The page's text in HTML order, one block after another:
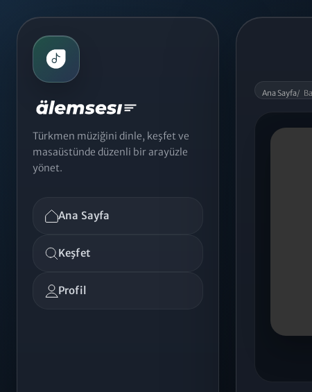
Türkmen müziğini dinle, keşfet ve
masaüstünde düzenli bir arayüzle
yönet.
Ana Sayfa
Keşfet
Profil
Ana Sayfa/